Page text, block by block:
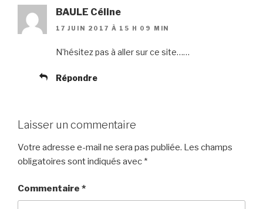
BAULE Céline
17 JUIN 2017 À 15 H 09 MIN
N’hésitez pas à aller sur ce site……
Répondre
Laisser un commentaire
Votre adresse e-mail ne sera pas publiée. Les champs
obligatoires sont indiqués avec *
Commentaire *